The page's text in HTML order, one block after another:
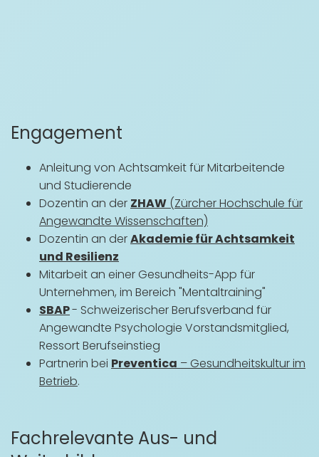
Engagement
Anleitung von Achtsamkeit für Mitarbeitende
und Studierende
Dozentin an der ZHAW (Zürcher Hochschule für
Angewandte Wissenschaften)
Dozentin an derAkademie für Achtsamkeit
und Resilienz
Mitarbeit an einer Gesundheits-App für
Unternehmen, im Bereich "Mentaltraining"
SBAP- Schweizerischer Berufsverband für
Angewandte Psychologie Vorstandsmitglied,
Ressort Berufseinstieg
Partnerin bei Preventica – Gesundheitskultur im
Betrieb.
Fachrelevante Aus- und